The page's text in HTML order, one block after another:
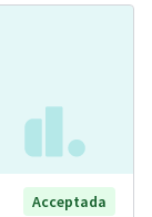
Acceptada